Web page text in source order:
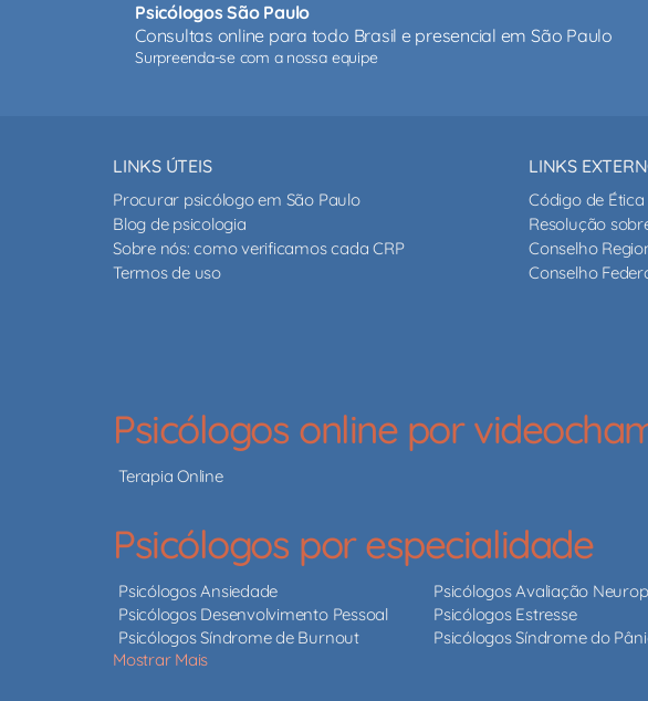
Psicólogos São Paulo
Consultas online para todo Brasil e presencial em São Paulo
Surpreenda-se com a nossa equipe
LINKS ÚTEIS
Procurar psicólogo em São Paulo
Blog de psicologia
Sobre nós: como verificamos cada CRP
Termos de uso
LINKS
Código de
Resolução
Conselho
Conselho
Psicólogos online por
Terapia Online
Psicólogos por especialidade
Psicólogos Ansiedade Psicólogos Avaliação
Psicólogos Desenvolvimento Pessoal
Psicólogos Estresse
Psicólogos Síndrome de Burnout
Psicólogos Síndrome do
Mostrar Mais